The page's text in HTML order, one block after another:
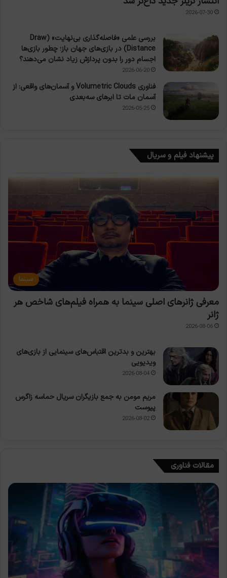
2026-07-30
بررسی علمی «فاصله‌گذاری بی‌نهایت» (Draw
Distance) در بازی‌های جهان باز؛ چطور بازی‌ها
اجسام دور را بدون پردازش زیاد نشان می‌دهند؟
2026-06-20
فناوری Volumetric Clouds و آسمان‌های واقعی: از
آسمان مات تا ابرهای سه‌بعدی
2026-05-25
پیشنهاد فیلم و سریال
سینما
معرفی ژانرهای اصلی سینما به همراه فیلم‌های شاخص هر
ژانر
2026-08-06
بهترین و بدترین اقتباس‌های سینمایی از بازی‌های
ویدیویی
2026-08-04
مریم مومن به جمع بازیگران سریال حماسه زاگرس
پیوست
2026-08-02
مقالات فناوری